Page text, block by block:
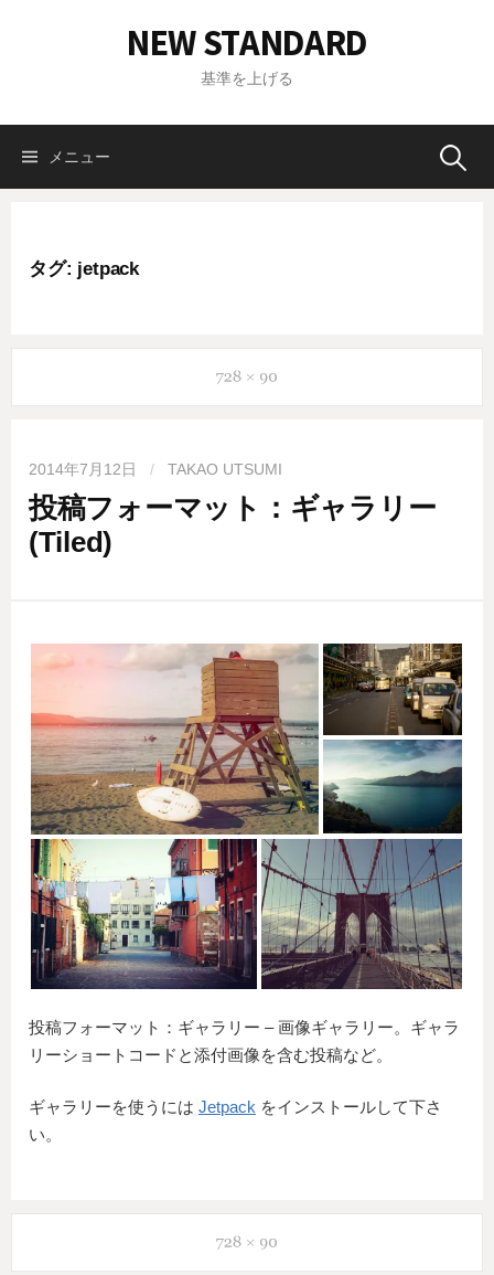
ツ
NEW STANDARD
基準を上げる
メニュー 検
タグ: jetpack
2014年7月12日 / TAKAO UTSUMI
投稿フォーマット：ギャラリー
(Tiled)
投稿フォーマット：ギャラリー – 画像ギャラリー。ギャラ
リーショートコードと添付画像を含む投稿など。
ギャラリーを使うには Jetpack をインストールして下さ
い。